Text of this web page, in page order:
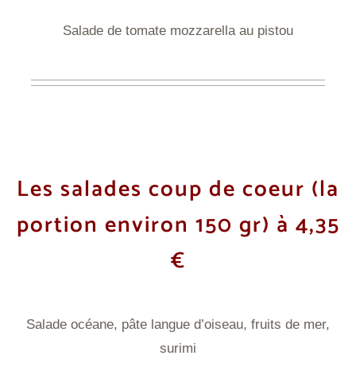
Salade de tomate mozzarella au pistou
Les salades coup de coeur (la
portion environ 150 gr) à 4,35
€
Salade océane, pâte langue d’oiseau, fruits de mer,
surimi